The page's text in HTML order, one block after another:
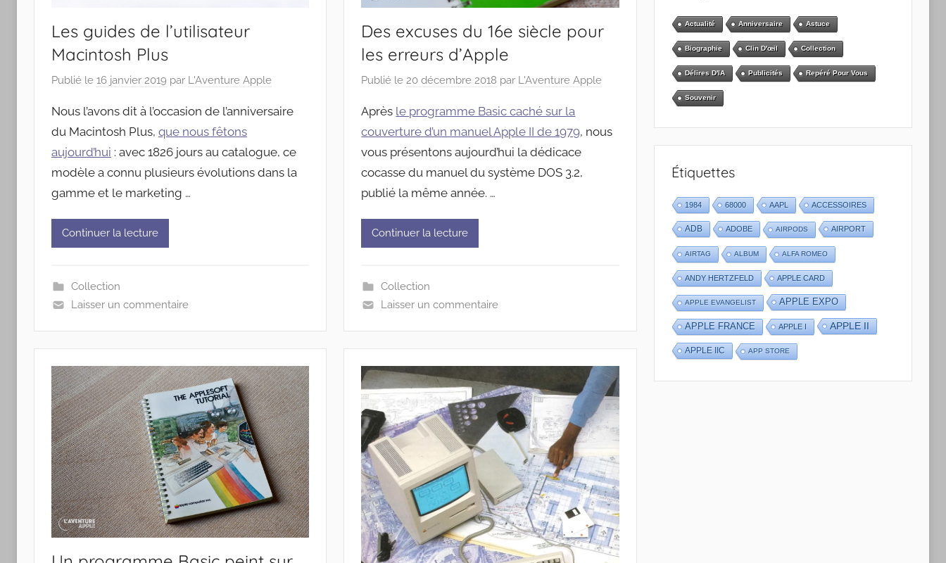
Les guides de l’utilisateur
Macintosh Plus
Publié le 16 janvier 2019 par L'Aventure Apple
Nous l’avons dit à l’occasion de l’anniversaire
du Macintosh Plus, que nous fêtons
aujourd’hui : avec 1826 jours au catalogue, ce
modèle a connu plusieurs évolutions dans la
gamme et le marketing …
Continuer la lecture
Collection
Laisser un commentaire
Des excuses du 16e siècle pour
les erreurs d’Apple
Publié le20 décembre 2018 par L'Aventure Apple
Après le programme Basic caché sur la
couverture d’un manuel Apple II de 1979, nous
vous présentons aujourd’hui la dédicace
cocasse du manuel du système DOS 3.2,
publié la même année. …
Continuer la lecture
Collection
Laisser un commentaire
Actualité Anniversaire Astuce
Biographie Clin D'œil Collection
Délires D'IA Publicités Repéré Pour Vous
Souvenir
Étiquettes
1984 68000 AAPL ACCESSOIRES
ADB ADOBE AIRPODS AIRPORT
AIRTAG ALBUM ALFA ROMEO
ANDY HERTZFELD APPLE CARD
APPLE EVANGELIST APPLE EXPO
APPLE FRANCE APPLE I APPLE II
APPLE IIC APP STORE